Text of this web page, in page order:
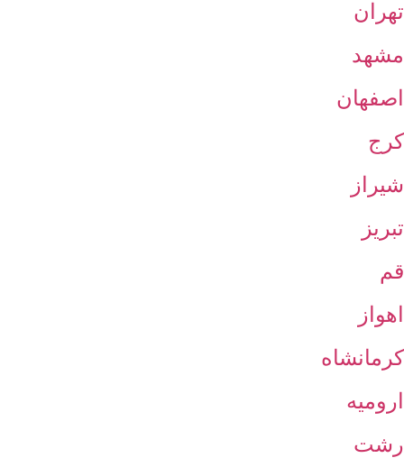
تهران
مشهد
اصفهان
کرج
شیراز
تبریز
قم
اهواز
کرمانشاه
ارومیه
رشت